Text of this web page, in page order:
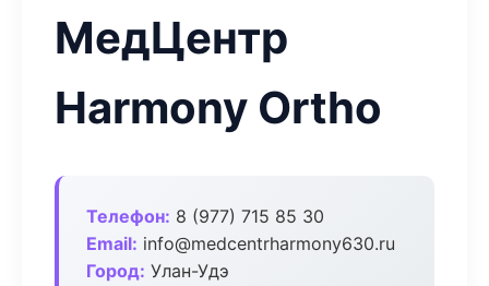
МедЦентр
Harmony Ortho
Телефон: 8 (977) 715 85 30
Email: info@medcentrharmony630.ru
Город: Улан-Удэ